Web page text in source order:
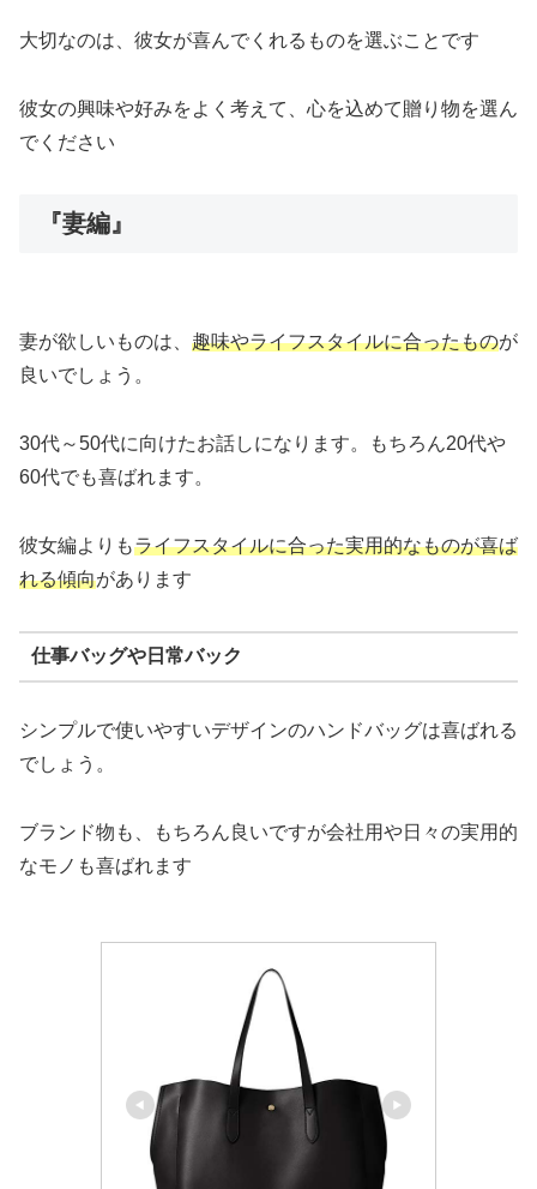
大切なのは、彼女が喜んでくれるものを選ぶことです
彼女の興味や好みをよく考えて、心を込めて贈り物を選ん
でください
『妻編』
妻が欲しいものは、 趣味やライフスタイルに合ったものが
良いでしょう。
30代～50代に向けたお話しになります。もちろん20代や
60代でも喜ばれます。
彼女編よりもライフスタイルに合った実用的なものが喜ば
れる傾向があります
仕事バッグや日常バック
シンプルで使いやすいデザインのハンドバッグは喜ばれる
でしょう。
ブランド物も、もちろん良いですが会社用や日々の実用的
なモノも喜ばれます